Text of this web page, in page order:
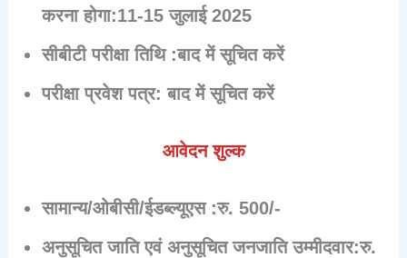
करना होगा:11-15 जुलाई 2025
सीबीटी परीक्षा तिथि :बाद में सूचित करें
परीक्षा प्रवेश पत्र: बाद में सूचित करें
आवेदन शुल्क
सामान्य/ओबीसी/ईडब्ल्यूएस :रु. 500/-
अनुसूचित जाति एवं अनुसूचित जनजाति उम्मीदवार:रु.